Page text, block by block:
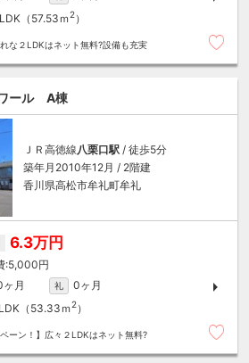
（57.53ｍ2）
な２LDKはネット無料?設備も充実
ール A棟
ＪＲ高徳線 八栗口駅 / 徒歩5分
築年月2010年12月 / 2階建
香川県高松市牟礼町牟礼
6.3万円
5,000円
ヶ月 礼
0ヶ月
（53.33ｍ 2）
ーン！】広々２LDKはネット無料?